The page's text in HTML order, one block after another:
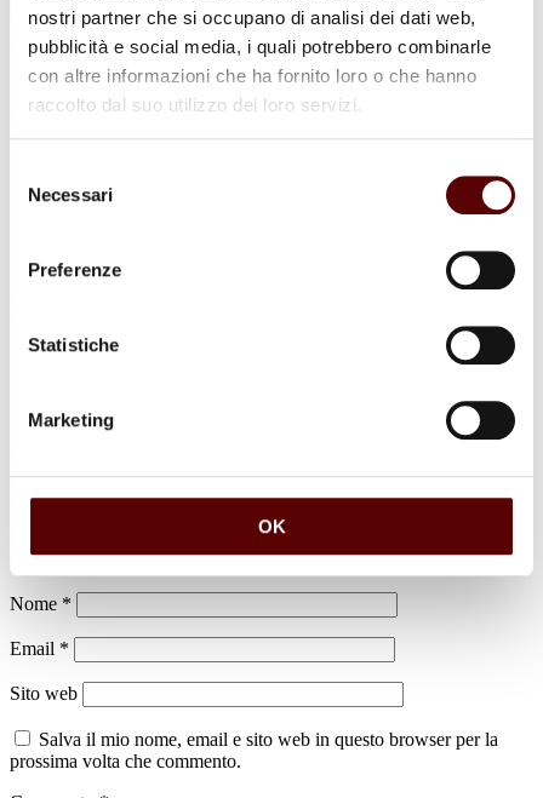
nostri partner che si occupano di analisi dei dati web,
pubblicità e social media, i quali potrebbero combinarle
con altre informazioni che ha fornito loro o che hanno
raccolto dal suo utilizzo dei loro servizi.
delNecessari
Preferenze
Statistiche
Marketing
OK
Vincenzo Arcangeli
31 Gennaio 1930 - 26 Aprile 2022
Lascia un commento
Il tuo indirizzo email non sarà pubblicato.
contrassegnati*
Nome *
Email *
Sito web
Salva il mio nome, email e sito web in questo browser per la
prossima volta che commento.